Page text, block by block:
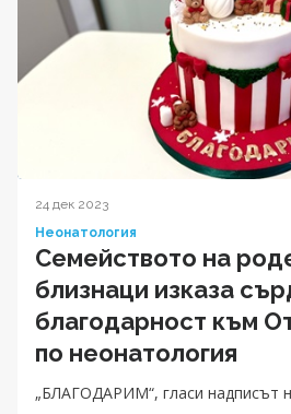
24 дек 2023
Неонатология
Семейството на
близнаци изказа
благодарност към
по неонатология
„БЛАГОДАРИМ“, гласи надписът